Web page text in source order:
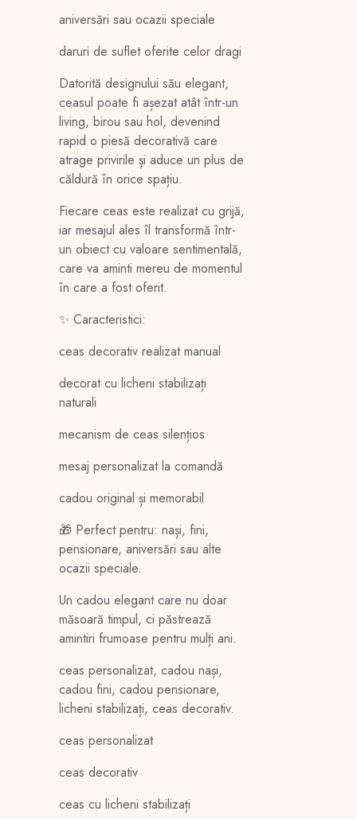
aniversări sau ocazii speciale
daruri de suflet oferite celor dragi
Datorită designului său elegant,
ceasul poate fi așezat atât într-un
living, birou sau hol, devenind
rapid o piesă decorativă care
atrage privirile și aduce un plus de
căldură în orice spațiu.
Fiecare ceas este realizat cu grijă,
iar mesajul ales îl transformă într-
un obiect cu valoare sentimentală,
care va aminti mereu de momentul
în care a fost oferit.
✨ Caracteristici:
ceas decorativ realizat manual
decorat cu licheni stabilizați
naturali
mecanism de ceas silențios
mesaj personalizat la comandă
cadou original și memorabil
🎁 Perfect pentru: nași, fini,
pensionare, aniversări sau alte
ocazii speciale.
Un cadou elegant care nu doar
măsoară timpul, ci păstrează
amintiri frumoase pentru mulți ani.
ceas personalizat, cadou nași,
cadou fini, cadou pensionare,
licheni stabilizați, ceas decorativ.
ceas personalizat
ceas decorativ
ceas cu licheni stabilizați